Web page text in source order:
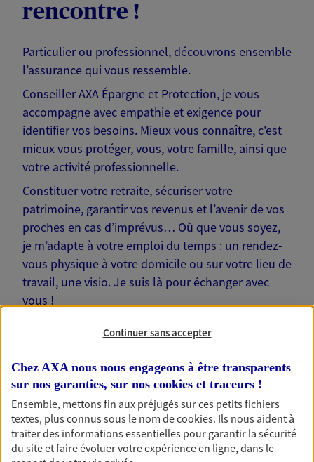
rencontre !
Particulier ou professionnel, découvrons ensemble
l’assurance qui vous ressemble.
Conseiller AXA Épargne et Protection, je vous
accompagne avec empathie et exigence pour
identifier vos besoins. Mieux vous connaître, c'est
mieux vous protéger, vous, votre famille, ainsi que
votre activité professionnelle.
Constituer votre retraite, sécuriser votre
patrimoine, garantir vos revenus et l’avenir de vos
proches en cas d’imprévus… Où que vous soyez,
je m’adapte à votre emploi du temps : un rendez-
vous physique à votre domicile ou sur votre lieu de
travail, une visio. Je suis là pour échanger avec
vous !
Nos offres phares
Épargne
Continuer sans accepter
Chez AXA nous nous engageons à être transparents
sur nos garanties, sur nos cookies et traceurs !
Ensemble, mettons fin aux préjugés sur ces petits fichiers
textes, plus connus sous le nom decookies. Ils nous aident à
traiter des informations essentielles pour garantir la sécurité
du site et faire évoluer votre expérience en ligne, dans le